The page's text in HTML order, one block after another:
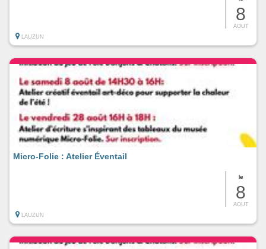
8
AOUT
LAUZUN
le
8
AOUT
Micro-Folie : Atelier Éventail
LAUZUN